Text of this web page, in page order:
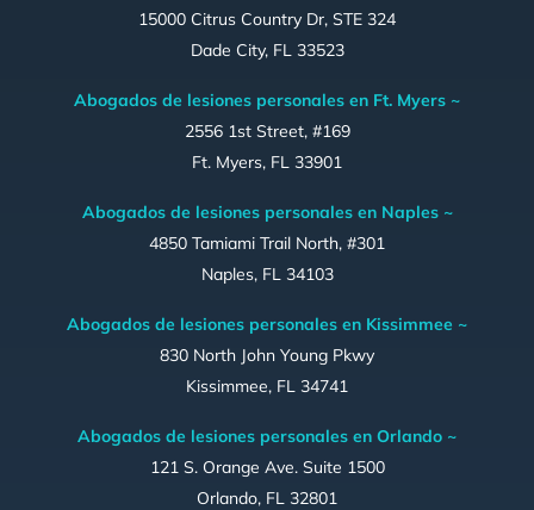
15000 Citrus Country Dr, STE 324
Dade City, FL 33523
Abogados de lesiones personales en Ft. Myers ~
2556 1st Street, #169
Ft. Myers, FL 33901
Abogados de lesiones personales en Naples ~
4850 Tamiami Trail North, #301
Naples, FL 34103
Abogados de lesiones personales en Kissimmee ~
830 North John Young Pkwy
Kissimmee, FL 34741
Abogados de lesiones personales en Orlando ~
121 S. Orange Ave. Suite 1500
Orlando, FL 32801